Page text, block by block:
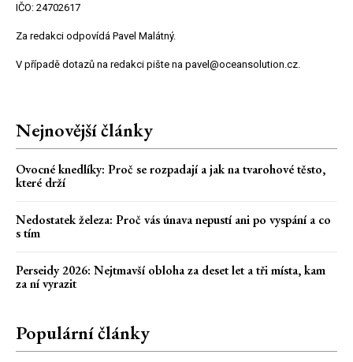
IČO: 24702617
Za redakci odpovídá Pavel Malátný.
V případě dotazů na redakci pište na pavel@oceansolution.cz.
Nejnovější články
Ovocné knedlíky: Proč se rozpadají a jak na tvarohové těsto,
které drží
Nedostatek železa: Proč vás únava nepustí ani po vyspání a co
s tím
Perseidy 2026: Nejtmavší obloha za deset let a tři místa, kam
za ní vyrazit
Populární články